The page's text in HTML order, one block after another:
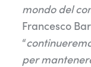
mondo del
Francesco
“
per